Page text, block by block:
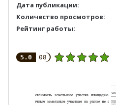
Дата публикации:
Количество просмотров:
Рейтинг работы:
5.0 08